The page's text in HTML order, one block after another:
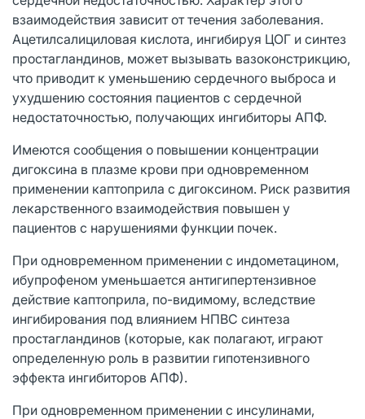
взаимодействия зависит от течения заболевания.
Ацетилсалициловая кислота, ингибируя ЦОГ и синтез
простагландинов, может вызывать вазоконстрикцию,
что приводит к уменьшению сердечного выброса и
ухудшению состояния пациентов с сердечной
недостаточностью, получающих ингибиторы АПФ.
Имеются сообщения о повышении концентрации
дигоксина в плазме крови при одновременном
применении каптоприла с дигоксином. Риск развития
лекарственного взаимодействия повышен у
пациентов с нарушениями функции почек.
При одновременном применении с индометацином,
ибупрофеном уменьшается антигипертензивное
действие каптоприла, по-видимому, вследствие
ингибирования под влиянием НПВС синтеза
простагландинов (которые, как полагают, играют
определенную роль в развитии гипотензивного
эффекта ингибиторов АПФ).
При одновременном применении с инсулинами,